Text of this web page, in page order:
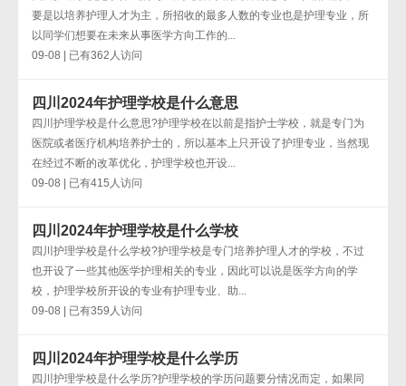
要是以培养护理人才为主，所招收的最多人数的专业也是护理专业，所
以同学们想要在未来从事医学方向工作的...
09-08 | 已有362人访问
四川2024年护理学校是什么意思
四川护理学校是什么意思?护理学校在以前是指护士学校，就是专门为
医院或者医疗机构培养护士的，所以基本上只开设了护理专业，当然现
在经过不断的改革优化，护理学校也开设...
09-08 | 已有415人访问
四川2024年护理学校是什么学校
四川护理学校是什么学校?护理学校是专门培养护理人才的学校，不过
也开设了一些其他医学护理相关的专业，因此可以说是医学方向的学
校，护理学校所开设的专业有护理专业、助...
09-08 | 已有359人访问
四川2024年护理学校是什么学历
四川护理学校是什么学历?护理学校的学历问题要分情况而定，如果同